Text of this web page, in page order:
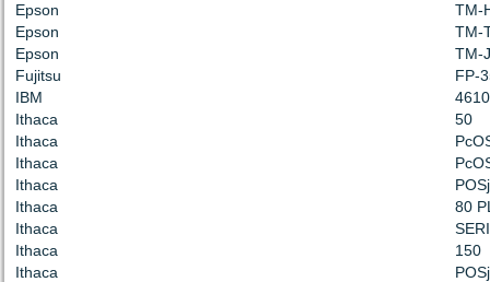
Epson
TM-
Epson
TM-
Epson
TM-
Fujitsu
FP-
IBM
4610
Ithaca
50
Ithaca
Ithaca
Ithaca
Ithaca
80
Ithaca
Ithaca
150
Ithaca